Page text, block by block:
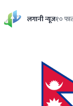
लगानी न्यूज१०